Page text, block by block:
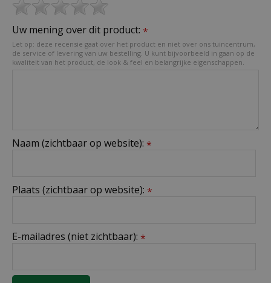
Uw mening over dit product: *
Let op: deze recensie gaat over het product en niet over ons tuincentrum,
de service of levering van uw bestelling. U kunt bijvoorbeeld in gaan op de
kwaliteit van het product, de look & feel en belangrijke eigenschappen.
Naam (zichtbaar op website): *
Plaats (zichtbaar op website): *
E-mailadres (niet zichtbaar): *